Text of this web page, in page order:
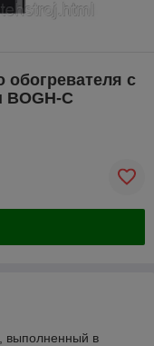
обогревателя с
С
выполненный в